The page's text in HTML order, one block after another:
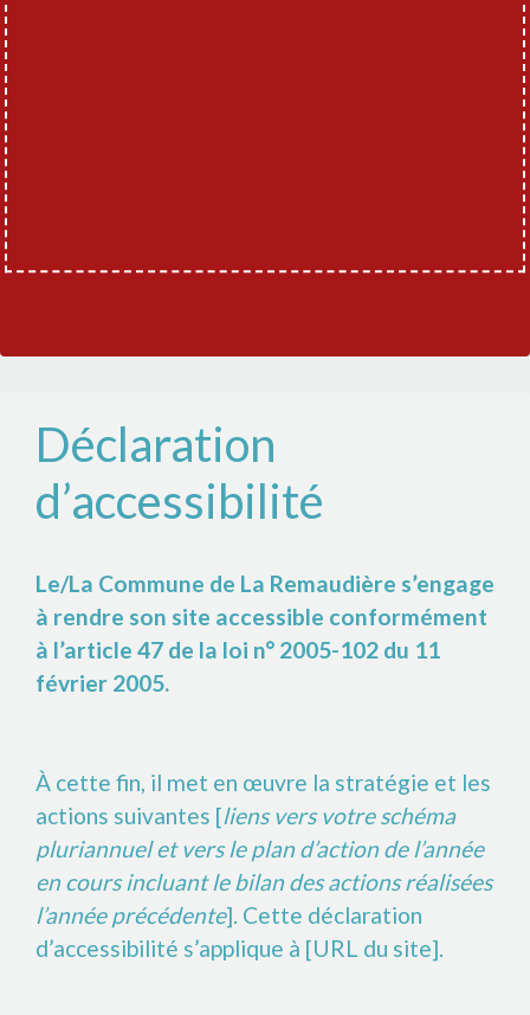
Déclaration
d’accessibilité
Le/La Commune de La Remaudière s’engage
à rendre son site accessible conformément
à l’article 47 de la loi n° 2005-102 du 11
février 2005.
À cette fin, il met en œuvre la stratégie et les
actions suivantes [liens vers votre schéma
pluriannuel et vers le plan d’action de l’année
en cours incluant le bilan des actions réalisées
l’année précédente]. Cette déclaration
d’accessibilité s’applique à [URL du site].